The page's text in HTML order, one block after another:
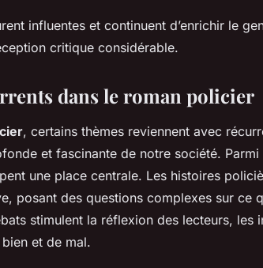
influentes et continuent d’enrichir le
critique considérable.
dans le roman policier
, certains thèmes reviennent avec
et fascinante de notre société. Parmi
une place centrale. Les histoires
posant des questions complexes sur ce
stimulent la réflexion des lecteurs, les
et de mal.